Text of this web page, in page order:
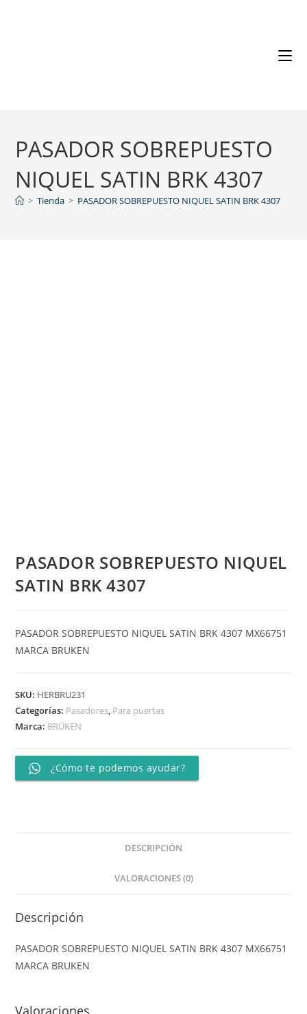
PASADOR SOBREPUESTO
NIQUEL SATIN BRK 4307
> Tienda > PASADOR SOBREPUESTO NIQUEL SATIN BRK 4307
PASADOR SOBREPUESTO NIQUEL
SATIN BRK 4307
PASADOR SOBREPUESTO NIQUEL SATIN BRK 4307 MX66751
MARCA BRUKEN
SKU: HERBRU231
Categorías: Pasadores, Para puertas
Marca: BRÜKEN
¿Cómo te podemos ayudar?
DESCRIPCIÓN
VALORACIONES (0)
Descripción
PASADOR SOBREPUESTO NIQUEL SATIN BRK 4307 MX66751
MARCA BRUKEN
Valoraciones